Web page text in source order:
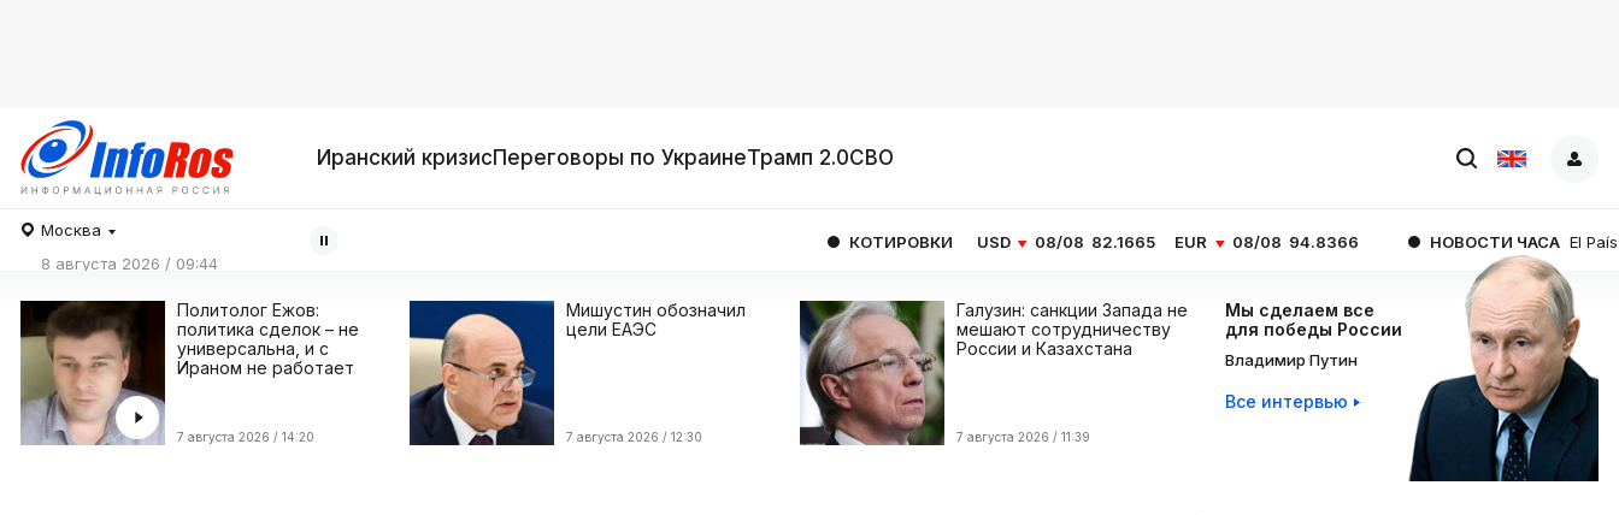
Иранский кризисПереговоры по УкраинеТрамп 2.0СВО
Москва
8 августа 2026 / 09:44
КОТИРОВКИ USD 08/08 82.1665 EUR 08/08 94.8366 НОВОСТИ ЧАСА El País: власти
Политолог Ежов:
политика сделок – не
универсальна, и с
Ираном не работает
7 августа 2026 / 14:20
Мишустин обозначил
цели ЕАЭС
7 августа 2026 / 12:30
Галузин: санкции Запада не
мешают сотрудничеству
России и Казахстана
7 августа 2026 / 11:39
Мы сделаем все
для победы России
Владимир Путин
Все интервью